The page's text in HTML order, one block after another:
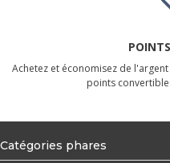
Achetez et économisez de
points
Catégories phares